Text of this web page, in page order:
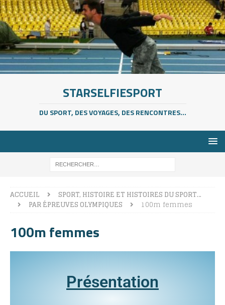
STARSELFIESPORT
DU SPORT, DES VOYAGES, DES RENCONTRES...
ACCUEIL
SPORT, HISTOIRE ET HISTOIRES DU SPORT…
PAR ÉPREUVES OLYMPIQUES
100m femmes
100m femmes
Présentation